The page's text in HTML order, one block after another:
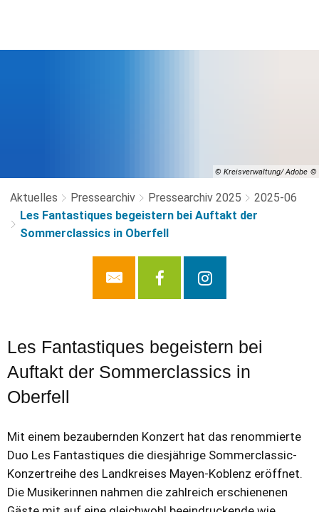
© Kreisverwaltung/ Adobe
Aktuelles Pressearchiv Pressearchiv 2025
2025-06
Les Fantastiques begeistern bei Auftakt der
Sommerclassics in Oberfell
Les Fantastiques begeistern bei
Auftakt der Sommerclassics in
Oberfell
Mit einem bezaubernden Konzert hat das renommierte
Duo Les Fantastiques die diesjährige Sommerclassic-
Konzertreihe des Landkreises Mayen-Koblenz eröffnet.
Die Musikerinnen nahmen die zahlreich erschienenen